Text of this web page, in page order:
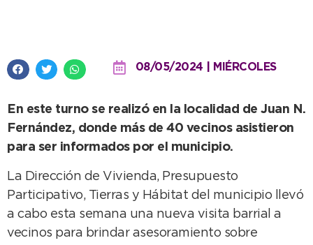
08/05/2024 | MIÉRCOLES
En este turno se realizó en la localidad de Juan N.
Fernández, donde más de 40 vecinos asistieron
para ser informados por el municipio.
La Dirección de Vivienda, Presupuesto
Participativo, Tierras y Hábitat del municipio llevó
a cabo esta semana una nueva visita barrial a
vecinos para brindar asesoramiento sobre